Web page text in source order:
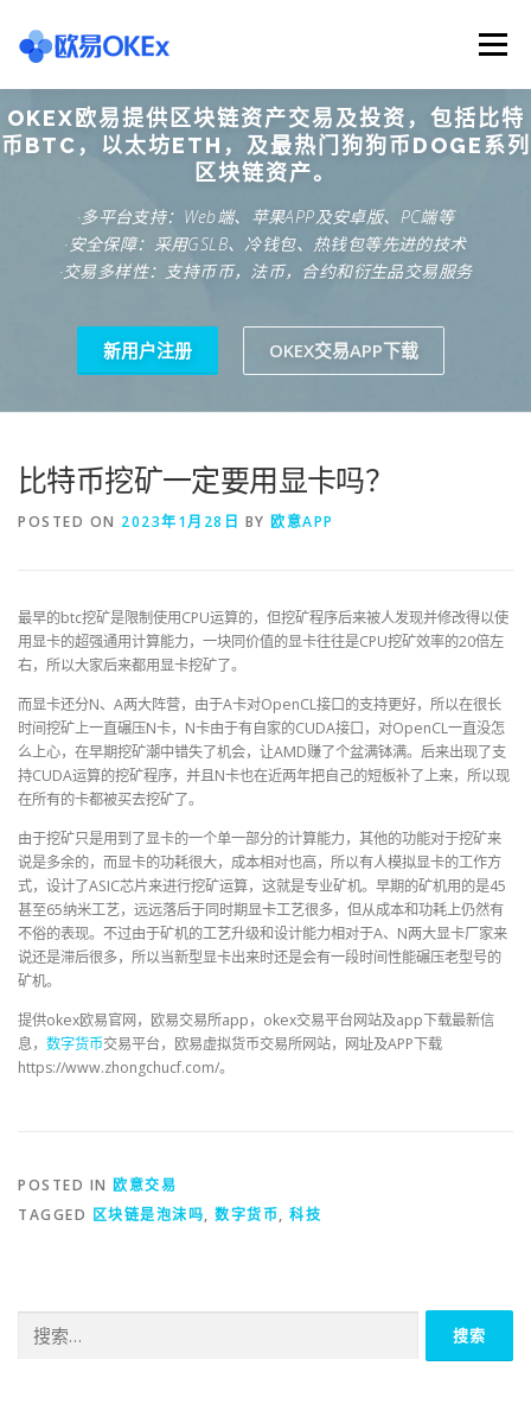
content
Menu
欧意交易所 关于欧意OKX 欧意APP下载
欧意注册网址 欧意交易下载 欧意团队
OKEX欧易提供区块链资产交易及投资，包括比特
币BTC，以太坊ETH，及最热门狗狗币DOGE系列
区块链资产。
·多平台支持：Web端、苹果APP及安卓版、PC端等
·安全保障：采用GSLB、冷钱包、热钱包等先进的技术
·交易多样性：支持币币，法币，合约和衍生品交易服务
新用户注册 OKEX交易APP下载
比特币挖矿一定要用显卡吗？
POSTED ON 2023年1月28日 BY 欧意APP
最早的btc挖矿是限制使用CPU运算的，但挖矿程序后来被人发现并修改得以使
用显卡的超强通用计算能力，一块同价值的显卡往往是CPU挖矿效率的20倍左
右，所以大家后来都用显卡挖矿了。
而显卡还分N、 A两大阵营，由于A卡对OpenCL接口的支持更好，所以在很长
时间挖矿上一直碾压N卡， N卡由于有自家的CUDA接口，对OpenCL一直没怎
么上心，在早期挖矿潮中错失了机会，让AMD赚了个盆满钵满。后来出现了支
持CUDA运算的挖矿程序，并且N卡也在近两年把自己的短板补了上来，所以现
在所有的卡都被买去挖矿了。
由于挖矿只是用到了显卡的一个单一部分的计算能力，其他的功能对于挖矿来
说是多余的，而显卡的功耗很大，成本相对也高，所以有人模拟显卡的工作方
式，设计了ASIC芯片来进行挖矿运算，这就是专业矿机。早期的矿机用的是45
甚至65纳米工艺，远远落后于同时期显卡工艺很多，但从成本和功耗上仍然有
不俗的表现。不过由于矿机的工艺升级和设计能力相对于A、 N两大显卡厂家来
说还是滞后很多，所以当新型显卡出来时还是会有一段时间性能碾压老型号的
矿机。
提供okex欧易官网，欧易交易所app，okex交易平台网站及app下载最新信
息， 数字货币交易平台，欧易虚拟货币交易所网站，网址及APP下载
https://www.zhongchucf.com/。
POSTED IN 欧意交易
TAGGED 区块链是泡沫吗, 数字货币, 科技
索：